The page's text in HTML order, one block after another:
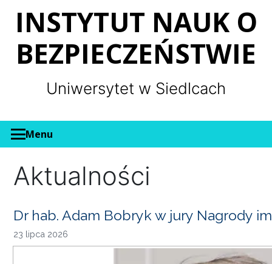
INSTYTUT NAUK O
BEZPIECZEŃSTWIE
Uniwersytet w Siedlcach
Menu
Aktualności
Dr hab. Adam Bobryk w jury Nagrody
23 lipca 2026